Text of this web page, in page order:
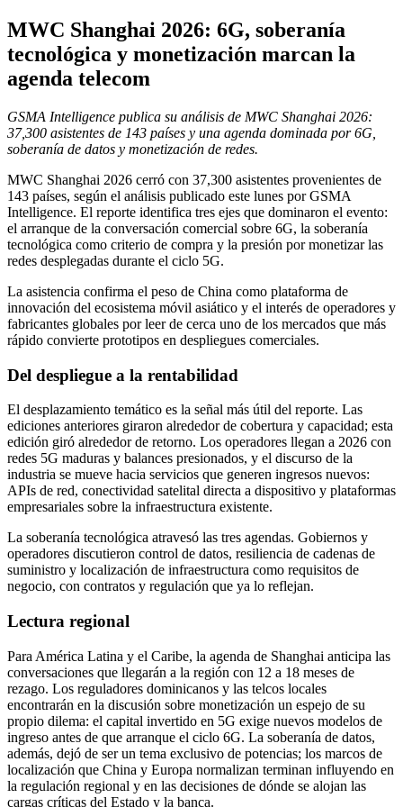
MWC Shanghai 2026: 6G, soberanía
tecnológica y monetización marcan la
agenda telecom
GSMA Intelligence publica su análisis de MWC Shanghai 2026:
37,300 asistentes de 143 países y una agenda dominada por 6G,
soberanía de datos y monetización de redes.
MWC Shanghai 2026 cerró con 37,300 asistentes provenientes de
143 países, según el análisis publicado este lunes por GSMA
Intelligence. El reporte identifica tres ejes que dominaron el evento:
el arranque de la conversación comercial sobre 6G, la soberanía
tecnológica como criterio de compra y la presión por monetizar las
redes desplegadas durante el ciclo 5G.
La asistencia confirma el peso de China como plataforma de
innovación del ecosistema móvil asiático y el interés de operadores y
fabricantes globales por leer de cerca uno de los mercados que más
rápido convierte prototipos en despliegues comerciales.
Del despliegue a la rentabilidad
El desplazamiento temático es la señal más útil del reporte. Las
ediciones anteriores giraron alrededor de cobertura y capacidad; esta
edición giró alrededor de retorno. Los operadores llegan a 2026 con
redes 5G maduras y balances presionados, y el discurso de la
industria se mueve hacia servicios que generen ingresos nuevos:
APIs de red, conectividad satelital directa a dispositivo y plataformas
empresariales sobre la infraestructura existente.
La soberanía tecnológica atravesó las tres agendas. Gobiernos y
operadores discutieron control de datos, resiliencia de cadenas de
suministro y localización de infraestructura como requisitos de
negocio, con contratos y regulación que ya lo reflejan.
Lectura regional
Para América Latina y el Caribe, la agenda de Shanghai anticipa las
conversaciones que llegarán a la región con 12 a 18 meses de
rezago. Los reguladores dominicanos y las telcos locales
encontrarán en la discusión sobre monetización un espejo de su
propio dilema: el capital invertido en 5G exige nuevos modelos de
ingreso antes de que arranque el ciclo 6G. La soberanía de datos,
además, dejó de ser un tema exclusivo de potencias; los marcos de
localización que China y Europa normalizan terminan influyendo en
la regulación regional y en las decisiones de dónde se alojan las
cargas críticas del Estado y la banca.